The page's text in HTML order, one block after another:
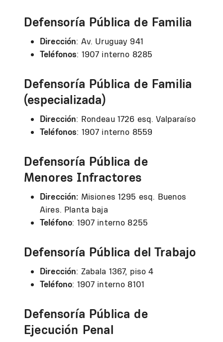
Defensoría Pública de Familia
Dirección: Av. Uruguay 941
Teléfonos: 1907 interno 8285
Defensoría Pública de Familia
(especializada)
Dirección: Rondeau 1726 esq. Valparaíso
Teléfonos: 1907 interno 8559
Defensoría Pública de
Menores Infractores
Dirección: Misiones 1295 esq. Buenos
Aires. Planta baja
Teléfono: 1907 interno 8255
Defensoría Pública del Trabajo
Dirección: Zabala 1367, piso 4
Teléfono: 1907 interno 8101
Defensoría Pública de
Ejecución Penal